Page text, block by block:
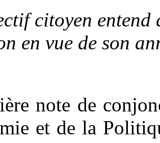
citoyen
en vue de son
note de
et de la